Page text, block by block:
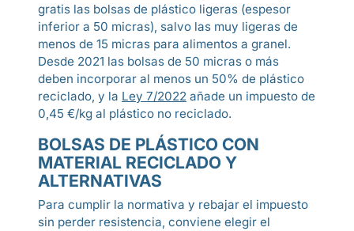
gratis las bolsas de plástico ligeras (espesor
inferior a 50 micras), salvo las muy ligeras de
menos de 15 micras para alimentos a granel.
Desde 2021 las bolsas de 50 micras o más
deben incorporar al menos un 50% de plástico
reciclado, y la Ley 7/2022 añade un impuesto de
0,45 €/kg al plástico no reciclado.
BOLSAS DE PLÁSTICO CON
MATERIAL RECICLADO Y
ALTERNATIVAS
Para cumplir la normativa y rebajar el impuesto
sin perder resistencia, conviene elegir el